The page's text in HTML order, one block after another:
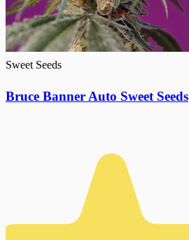
Sweet Seeds
Bruce Banner Auto Sweet Seeds